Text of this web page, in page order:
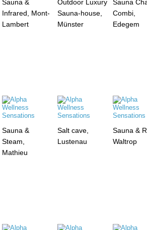
Sauna &
Infrared, Mont-
Lambert
Outdoor Luxury
Sauna-house,
Münster
Sauna
Combi,
Edegem
Sauna &
Steam,
Mathieu
Salt cave,
Lustenau
Sauna &
Waltrop